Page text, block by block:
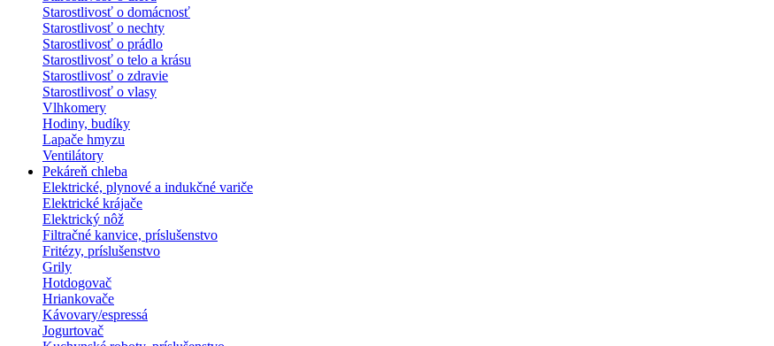
Starostlivosť o domácnosť
Starostlivosť o nechty
Starostlivosť o prádlo
Starostlivosť o telo a krásu
Starostlivosť o zdravie
Starostlivosť o vlasy
Vlhkomery
Hodiny, budíky
Lapače hmyzu
Ventilátory
Pekáreň chleba
Elektrické, plynové a indukčné variče
Elektrické krájače
Elektrický nôž
Filtračné kanvice, príslušenstvo
Fritézy, príslušenstvo
Grily
Hotdogovač
Hriankovače
Kávovary/espressá
Jogurtovač